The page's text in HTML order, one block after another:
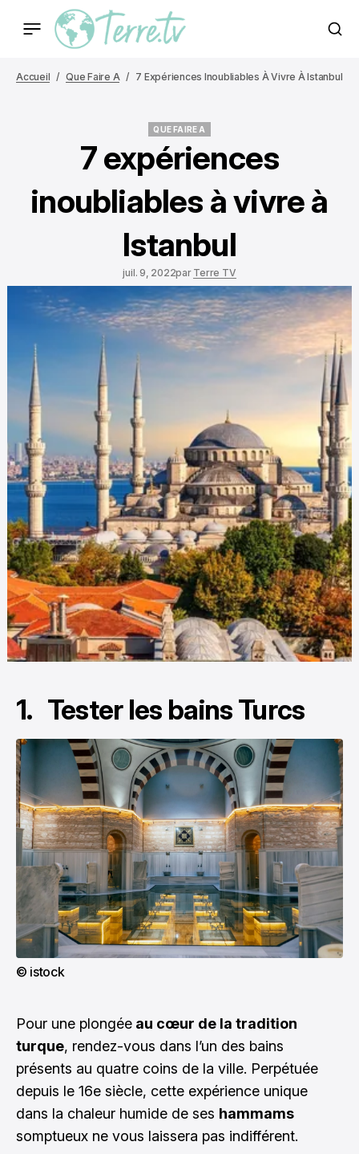
Accueil Que Faire A 7 Expériences Inoubliables À Vivre À Istanbul
QUE FAIRE A
7 expériences
inoubliables à vivre à
Istanbul
juil. 9, 2022par Terre TV
1. Tester les bains Turcs
© istock
Pour une plongée au cœur de la tradition
turque, rendez-vous dans l’un des bains
présents au quatre coins de la ville. Perpétuée
depuis le 16e siècle, cette expérience unique
dans la chaleur humide de ses hammams
somptueux ne vous laissera pas indifférent.